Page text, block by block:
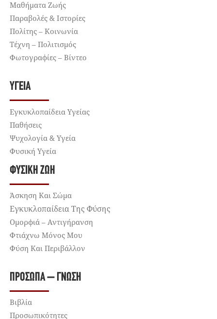
Μαθήματα Ζωής
Παραβολές & Ιστορίες
Πολίτης – Κοινωνία
Τέχνη – Πολιτισμός
Φωτογραφίες – Βίντεο
ΥΓΕΊΑ
Εγκυκλοπαίδεια Υγείας
Παθήσεις
Ψυχολογία & Υγεία
Φυσική Υγεία
ΦΥΣΙΚΉ ΖΩΉ
Άσκηση Και Σώμα
Εγκυκλοπαίδεια Της Φύσης
Ομορφιά – Αντιγήρανση
Φτιάχνω Μόνος Μου
Φύση Και Περιβάλλον
ΠΡΌΣΩΠΑ – ΓΝΏΣΗ
Βιβλία
Προσωπικότητες